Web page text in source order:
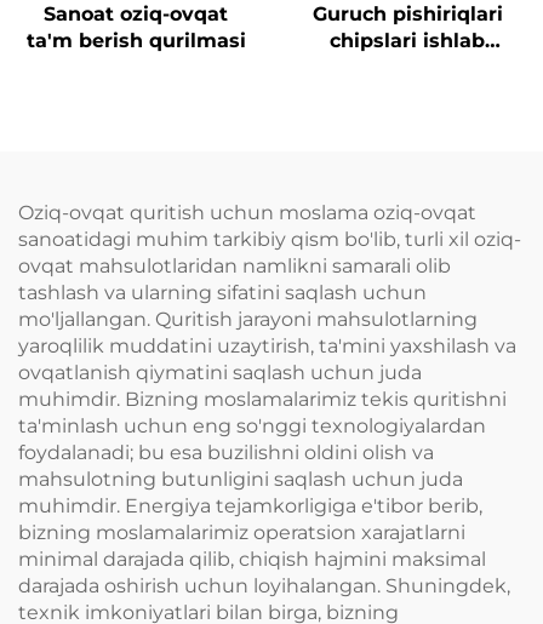
Sanoat oziq-ovqat
ta'm berish qurilmasi
Guruch pishiriqlari
chipslari ishlab
Oziq-ovqat quritish uchun moslama oziq-ovqat
sanoatidagi muhim tarkibiy qism bo'lib, turli xil oziq-
ovqat mahsulotlaridan namlikni samarali olib
tashlash va ularning sifatini saqlash uchun
mo'ljallangan. Quritish jarayoni mahsulotlarning
yaroqlilik muddatini uzaytirish, ta'mini yaxshilash va
ovqatlanish qiymatini saqlash uchun juda
muhimdir. Bizning moslamalarimiz tekis quritishni
ta'minlash uchun eng so'nggi texnologiyalardan
foydalanadi; bu esa buzilishni oldini olish va
mahsulotning butunligini saqlash uchun juda
muhimdir. Energiya tejamkorligiga e'tibor berib,
bizning moslamalarimiz operatsion xarajatlarni
minimal darajada qilib, chiqish hajmini maksimal
darajada oshirish uchun loyihalangan. Shuningdek,
texnik imkoniyatlari bilan birga, bizning